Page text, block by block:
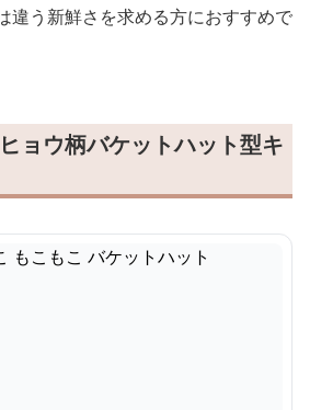
違う新鮮さを求める方におすすめで
ョウ柄バケットハット型キ